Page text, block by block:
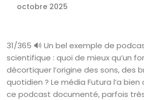
octobre 2025
31/365 🔊 Un bel exemple de
scientifique : quoi de mieux qu’un
décortiquer l’origine des sons, des
quotidien ? Le média Futura l’a bien
ce podcast documenté, parfois